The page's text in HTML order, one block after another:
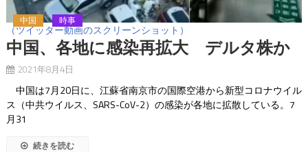
（ツイッター動画のスクリーンショット）
中国 時事
中国、各地に感染再拡大 デルタ株か
2021年8月4日
中国は7月20日に、江蘇省南京市の国際空港から新型コロナウイル
ス（中共ウイルス、SARS-CoV-2）の感染が各地に拡散している。7
月31
続きを読む